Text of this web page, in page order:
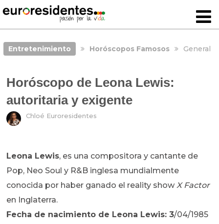
Entretenimiento Horóscopos Famosos General
Horóscopo de Leona Lewis:
autoritaria y exigente
Chloé Euroresidentes
Leona Lewis, es una compositora y cantante de
Pop, Neo Soul y R&B inglesa mundialmente
conocida por haber ganado el reality showX Factor
en Inglaterra.
Fecha de nacimiento de Leona Lewis: 3/04/1985